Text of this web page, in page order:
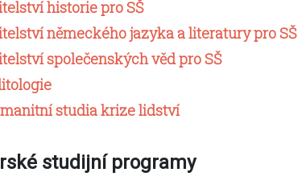
historie pro SŠ
německého jazyka a literatury pro SŠ
společenských věd pro SŠ
studia krize lidství
studijní programy